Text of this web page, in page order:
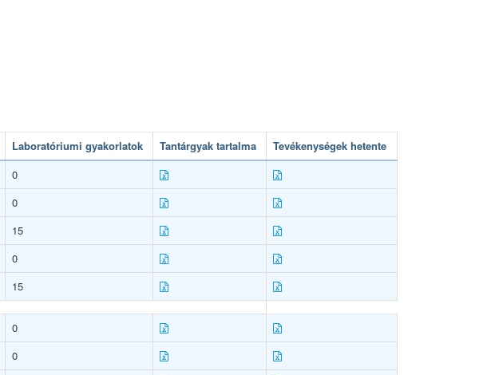
Laboratóriumi gyakorlatok Tantárgyak tartalma
Tevékenységek hetente
0
0
15
0
15
0
0